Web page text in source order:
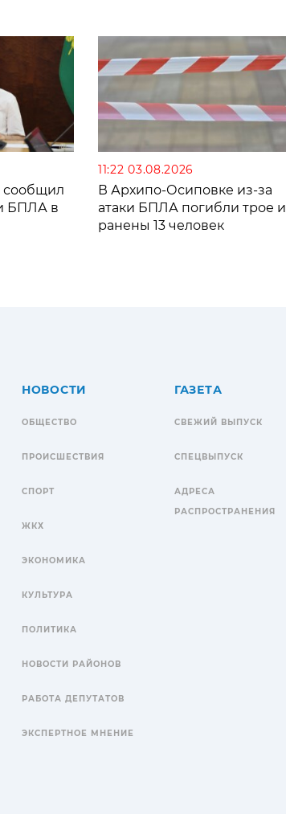
сообщил
БПЛА в
11:22 03.08.2026
В Архипо-Осиповке из-за
атаки БПЛА погибли трое и
ранены 13 человек
НОВОСТИ
ОБЩЕСТВО
ПРОИСШЕСТВИЯ
СПОРТ
ЖКХ
ЭКОНОМИКА
КУЛЬТУРА
ПОЛИТИКА
НОВОСТИ РАЙОНОВ
РАБОТА ДЕПУТАТОВ
ЭКСПЕРТНОЕ МНЕНИЕ
ГАЗЕТА
СВЕЖИЙ ВЫПУСК
СПЕЦВЫПУСК
АДРЕСА
РАСПРОСТРАНЕНИЯ